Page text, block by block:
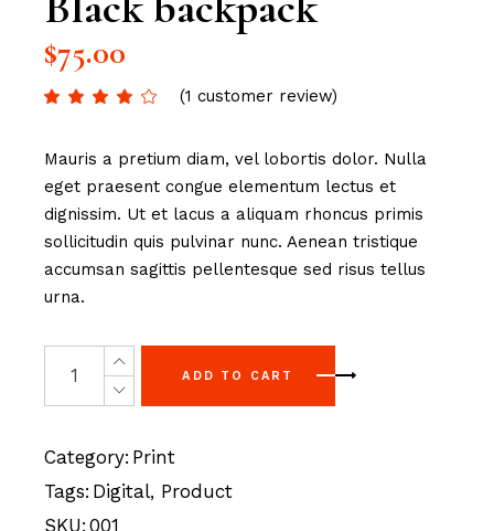
$75.00
(1 customer review)
Mauris a pretium diam, vel lobortis dolor. Nulla
eget praesent congue elementum lectus et
dignissim. Ut et lacus a aliquam rhoncus primis
sollicitudin quis pulvinar nunc. Aenean tristique
accumsan sagittis pellentesque sed risus tellus
urna.
ADD TO CART
Category: Print
Tags: Digital, Product
SKU: 001